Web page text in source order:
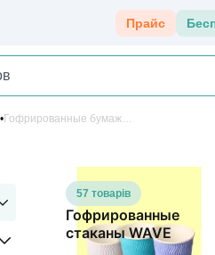
Прайс
Гофрированные бумажные стаканы
57 товарів
Гофрированные
стаканы WAVE